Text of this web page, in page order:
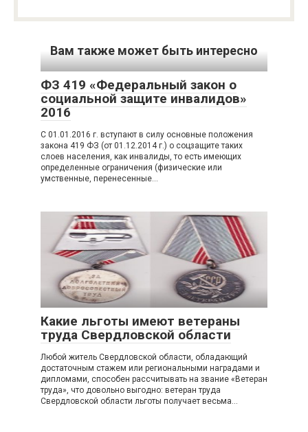
Вам также может быть интересно
ФЗ 419 «Федеральный закон о
социальной защите инвалидов»
2016
С 01.01.2016 г. вступают в силу основные положения
закона 419 ФЗ (от 01.12.2014 г.) о соцзащите таких
слоев населения, как инвалиды, то есть имеющих
определенные ограничения (физические или
умственные, перенесенные…
Какие льготы имеют ветераны
труда Свердловской области
Любой житель Свердловской области, обладающий
достаточным стажем или региональными наградами и
дипломами, способен рассчитывать на звание «Ветеран
труда», что довольно выгодно: ветеран труда
Свердловской области льготы получает весьма…